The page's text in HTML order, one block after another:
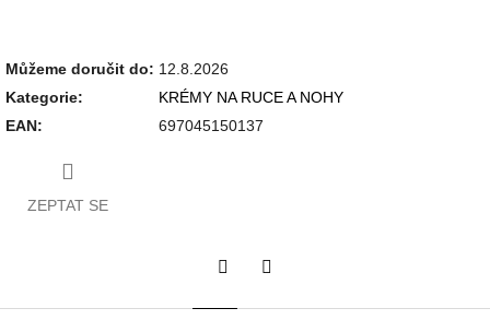
Můžeme doručit do: 12.8.2026
Kategorie:
KRÉMY NA RUCE A NOHY
EAN: 697045150137
ZEPTAT SE